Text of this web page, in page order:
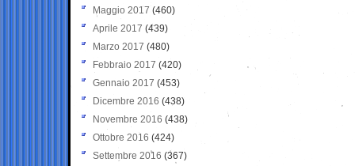
Maggio 2017 (460)
Aprile 2017 (439)
Marzo 2017 (480)
Febbraio 2017 (420)
Gennaio 2017 (453)
Dicembre 2016 (438)
Novembre 2016 (438)
Ottobre 2016 (424)
Settembre 2016 (367)